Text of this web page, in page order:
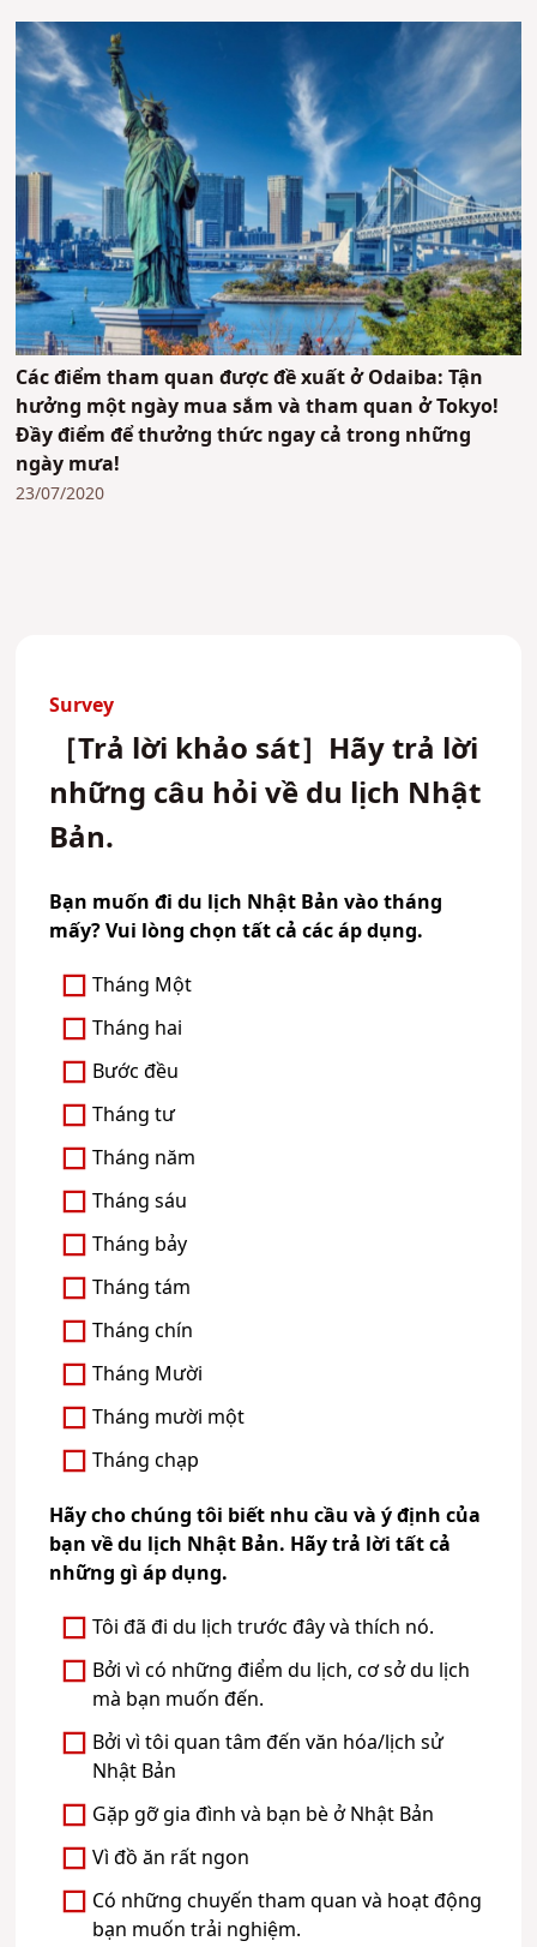
Các điểm tham quan được đề xuất ở Odaiba: Tận
hưởng một ngày mua sắm và tham quan ở Tokyo!
Đầy điểm để thưởng thức ngay cả trong những
ngày mưa!
23/07/2020
Survey
［Trả lời khảo sát］Hãy trả lời
những câu hỏi về du lịch Nhật
Bản.
Bạn muốn đi du lịch Nhật Bản vào tháng
mấy? Vui lòng chọn tất cả các áp dụng.
Tháng Một
Tháng hai
Bước đều
Tháng tư
Tháng năm
Tháng sáu
Tháng bảy
Tháng tám
Tháng chín
Tháng Mười
Tháng mười một
Tháng chạp
Hãy cho chúng tôi biết nhu cầu và ý định của
bạn về du lịch Nhật Bản. Hãy trả lời tất cả
những gì áp dụng.
Tôi đã đi du lịch trước đây và thích nó.
Bởi vì có những điểm du lịch, cơ sở du lịch
mà bạn muốn đến.
Bởi vì tôi quan tâm đến văn hóa/lịch sử
Nhật Bản
Gặp gỡ gia đình và bạn bè ở Nhật Bản
Vì đồ ăn rất ngon
Có những chuyến tham quan và hoạt động
bạn muốn trải nghiệm.